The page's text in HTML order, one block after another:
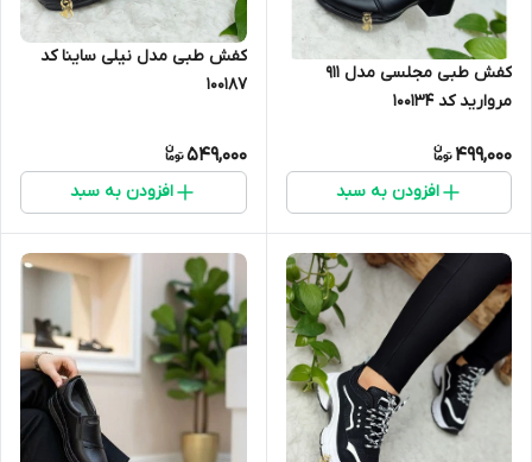
کفش طبی مجلسی مدل 911
مروارید کد 100134
499,000
افزودن به سبد
کفش طبی مدل نیلی ساینا کد
100187
549,000
افزودن به سبد